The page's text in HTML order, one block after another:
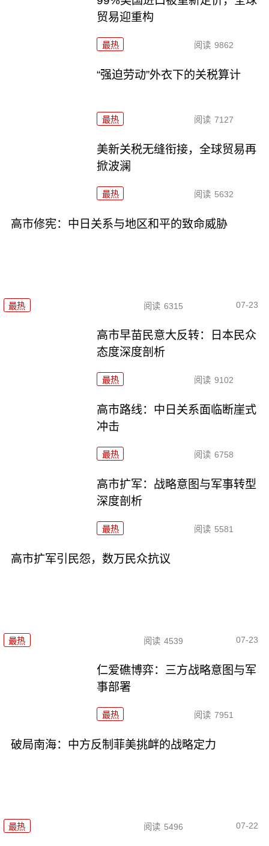
贸易迎重构
最热 阅读 9862
“强迫劳动”外衣下的关税算计
最热 阅读 7127
美新关税无缝衔接，全球贸易再
掀波澜
最热 阅读 5632
高市修宪：中日关系与地区和平的致命威胁
最热 阅读 6315 07-23
高市早苗民意大反转：日本民众
态度深度剖析
最热 阅读 9102
高市路线：中日关系面临断崖式
冲击
最热 阅读 6758
高市扩军：战略意图与军事转型
深度剖析
最热 阅读 5581
高市扩军引民怨，数万民众抗议
最热 阅读 4539 07-23
仁爱礁博弈：三方战略意图与军
事部署
最热 阅读 7951
破局南海：中方反制菲美挑衅的战略定力
最热 阅读 5496 07-22